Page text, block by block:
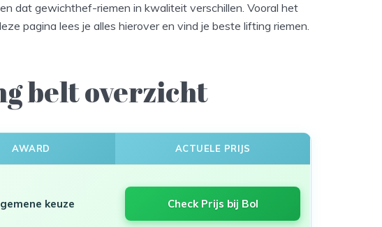
dat gewichthef-riemen in kwaliteit verschillen. Vooral het
pagina lees je alles hierover en vind je beste lifting riemen.
belt overzicht
AWARD ACTUELE PRIJS
keuze Check Prijs bij Bol